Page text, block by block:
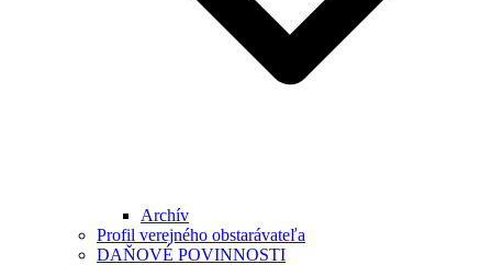
Archív
Profil verejného obstarávateľa
DAŇOVÉ POVINNOSTI